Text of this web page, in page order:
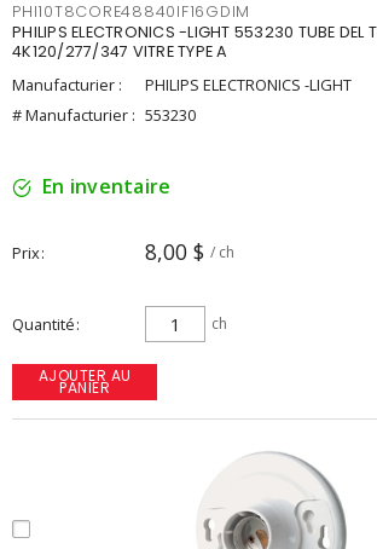
PHI10T8CORE48840IF16GDIM
PHILIPS ELECTRONICS -LIGHT 553230 TUBE DEL
4K120/277/347 VITRE TYPE A
Manufacturier :
PHILIPS ELECTRONICS -LIGHT
# Manufacturier : 553230
En inventaire
Prix 8,00 $ / ch
Quantité ch
AJOUTER AU
PANIER